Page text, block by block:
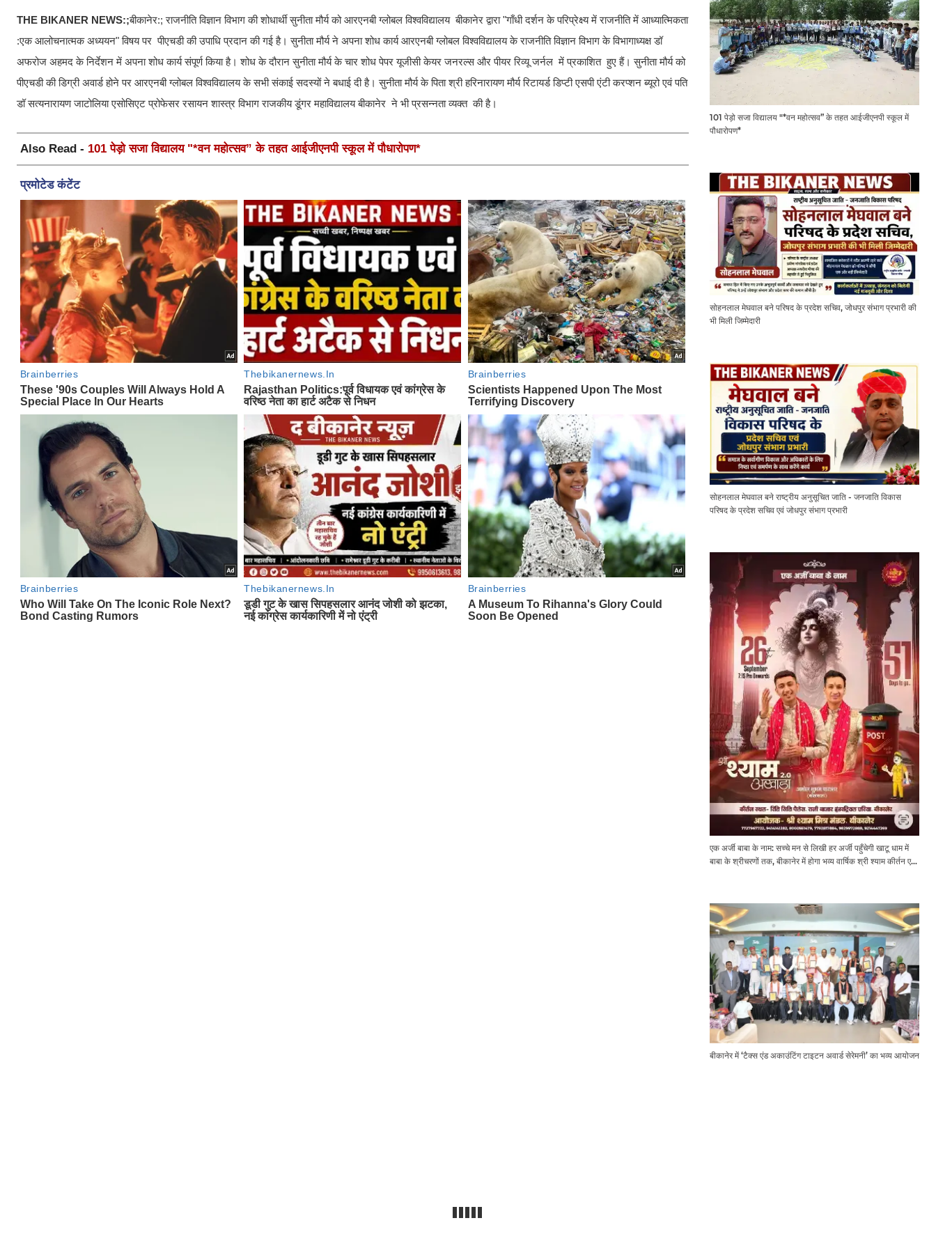
THE BIKANER NEWS:;बीकानेर:; राजनीति विज्ञान विभाग की शोधार्थी सुनीता मौर्य को आरएनबी ग्लोबल विश्वविद्यालय बीकानेर द्वारा "गाँधी दर्शन के परिप्रेक्ष्य में राजनीति में आध्यात्मिकता
:एक आलोचनात्मक अध्ययन" विषय पर पीएचडी की उपाधि प्रदान की गई है। सुनीता मौर्य ने अपना शोध कार्य आरएनबी ग्लोबल विश्वविद्यालय के राजनीति विज्ञान विभाग के विभागाध्यक्ष डॉ
अफरोज अहमद के निर्देशन में अपना शोध कार्य संपूर्ण किया है। शोध के दौरान सुनीता मौर्य के चार शोध पेपर यूजीसी केयर जनरल्स और पीयर रिव्यू जर्नल में प्रकाशित हुए हैं। सुनीता मौर्य को
पीएचडी की डिग्री अवार्ड होने पर आरएनबी ग्लोबल विश्वविद्यालय के सभी संकाई सदस्यों ने बधाई दी है। सुनीता मौर्य के पिता श्री हरिनारायण मौर्य रिटायर्ड डिप्टी एसपी एंटी करप्शन ब्यूरो एवं पति
डॉ सत्यनारायण जाटोलिया एसोसिएट प्रोफेसर रसायन शास्त्र विभाग राजकीय डूंगर महाविद्यालय बीकानेर ने भी प्रसन्नता व्यक्त की है।
Also Read - 101 पेड़ो सजा विद्यालय "*वन महोत्सव” के तहत आईजीएनपी स्कूल में पौधारोपण*
101 पेड़ो सजा विद्यालय "*वन महोत्सव” के तहत आईजीएनपी स्कूल में
पौधारोपण*
सोहनलाल मेघवाल बने परिषद के प्रदेश सचिव, जोधपुर संभाग प्रभारी की
भी मिली जिम्मेदारी
सोहनलाल मेघवाल बने राष्ट्रीय अनुसूचित जाति - जनजाति विकास
परिषद के प्रदेश सचिव एवं जोधपुर संभाग प्रभारी
एक अर्जी बाबा के नाम: सच्चे मन से लिखी हर अर्जी पहुँचेगी खाटू धाम में
बाबा के श्रीचरणों तक, बीकानेर में होगा भव्य वार्षिक श्री श्याम कीर्तन एवं
बीकानेर में ‘टैक्स एंड अकाउंटिंग टाइटन अवार्ड सेरेमनी’ का भव्य आयोजन